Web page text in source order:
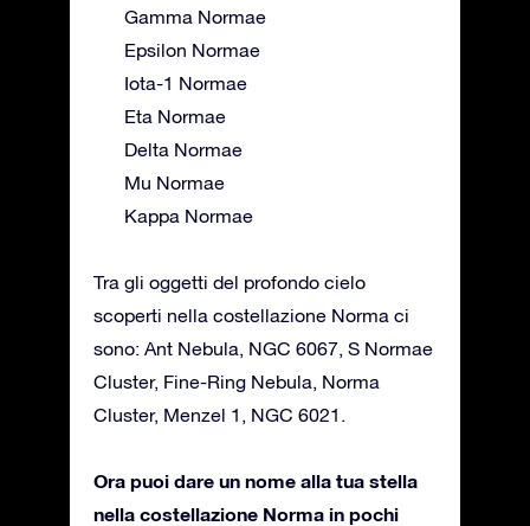
Gamma Normae
Epsilon Normae
Iota-1 Normae
Eta Normae
Delta Normae
Mu Normae
Kappa Normae
Tra gli oggetti del profondo cielo
scoperti nella costellazione Norma ci
sono: Ant Nebula, NGC 6067, S Normae
Cluster, Fine-Ring Nebula, Norma
Cluster, Menzel 1, NGC 6021.
Ora puoi dare un nome alla tua stella
nella costellazione Norma in pochi